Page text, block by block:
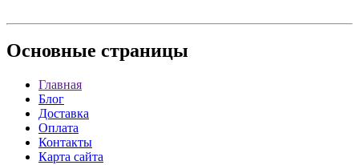
Основные страницы
Главная
Блог
Доставка
Оплата
Контакты
Карта сайта